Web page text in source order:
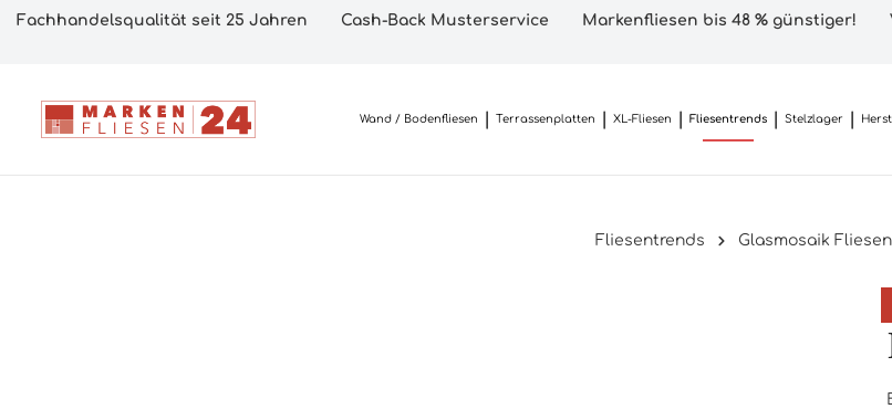
Fachhandelsqualität seit 25 Jahren Cash-Back Musterservice Markenfliesen bis 48 % günstiger!
Wand / Bodenfliesen Terrassenplatten XL-Fliesen Fliesentrends Stelzlager
Fliesentrends Glasmosaik Fliesen